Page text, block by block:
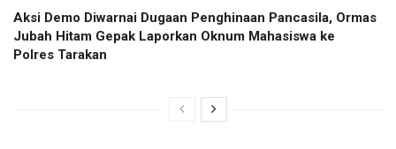
Aksi Demo Diwarnai Dugaan Penghinaan Pancasila, Ormas
Jubah Hitam Gepak Laporkan Oknum Mahasiswa ke
Polres Tarakan